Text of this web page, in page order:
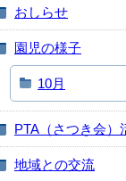
おしらせ
園児の様子
10月
PTA（さつき会）
地域との交流